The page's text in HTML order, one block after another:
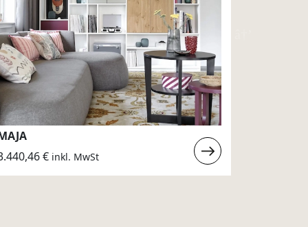
€ inkl. MwSt
Weiterlesen
:
MAJA